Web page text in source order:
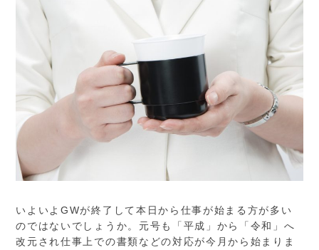
いよいよGWが終了して本日から仕事が始まる方が多い
のではないでしょうか。元号も「平成」から「令和」へ
改元され仕事上での書類などの対応が今月から始まりま